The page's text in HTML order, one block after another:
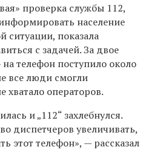
проверка службы 112,
население
ситуации, показала
с задачей. За двое
на телефон поступило около
все люди смогли
хватало операторов.
и „112“ захлебнулся.
диспетчеров увеличивать,
этот телефон», — рассказал